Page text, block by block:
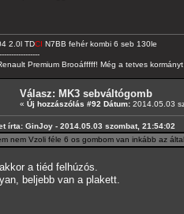
2.0l TDCI N7BB fehér kombi 6 seb 130le
Premium Brooáfffff! Még a tetves
Válasz: MK3 sebváltógomb
« Új hozzászólás #92 Dátum: 2014.05.03
írta: GinJoy - 2014.05.03 szombat, 21:54:02
nem Vzoli féle 6 os gombom van inkább az
a tiéd felhúzós.
beljebb van a plakett.